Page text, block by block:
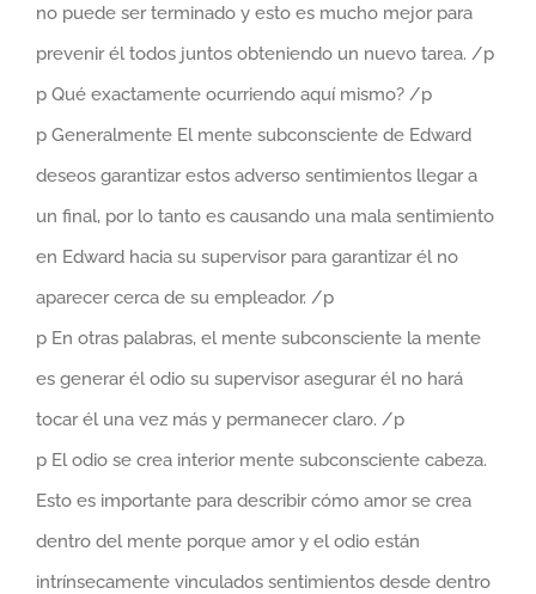
no puede ser terminado y esto es mucho mejor para
prevenir él todos juntos obteniendo un nuevo tarea. /p
p Qué exactamente ocurriendo aquí mismo? /p
p Generalmente El mente subconsciente de Edward
deseos garantizar estos adverso sentimientos llegar a
un final, por lo tanto es causando una mala sentimiento
en Edward hacia su supervisor para garantizar él no
aparecer cerca de su empleador. /p
p En otras palabras, el mente subconsciente la mente
es generar él odio su supervisor asegurar él no hará
tocar él una vez más y permanecer claro. /p
p El odio se crea interior mente subconsciente cabeza.
Esto es importante para describir cómo amor se crea
dentro del mente porque amor y el odio están
intrínsecamente vinculados sentimientos desde dentro